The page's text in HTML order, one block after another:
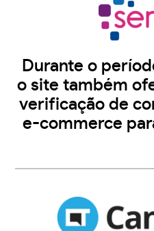
Durante o
o site também
verificação de
e-commerce